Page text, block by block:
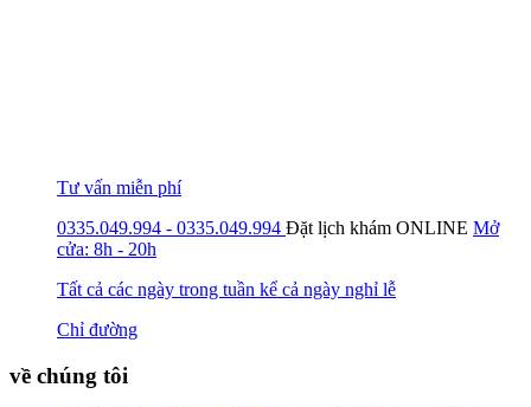
Tư vấn miễn phí
0335.049.994 - 0335.049.994 Đặt lịch khám ONLINE Mở
cửa: 8h - 20h
Tất cả các ngày trong tuần kể cả ngày nghỉ lễ
Chỉ đường
về chúng tôi